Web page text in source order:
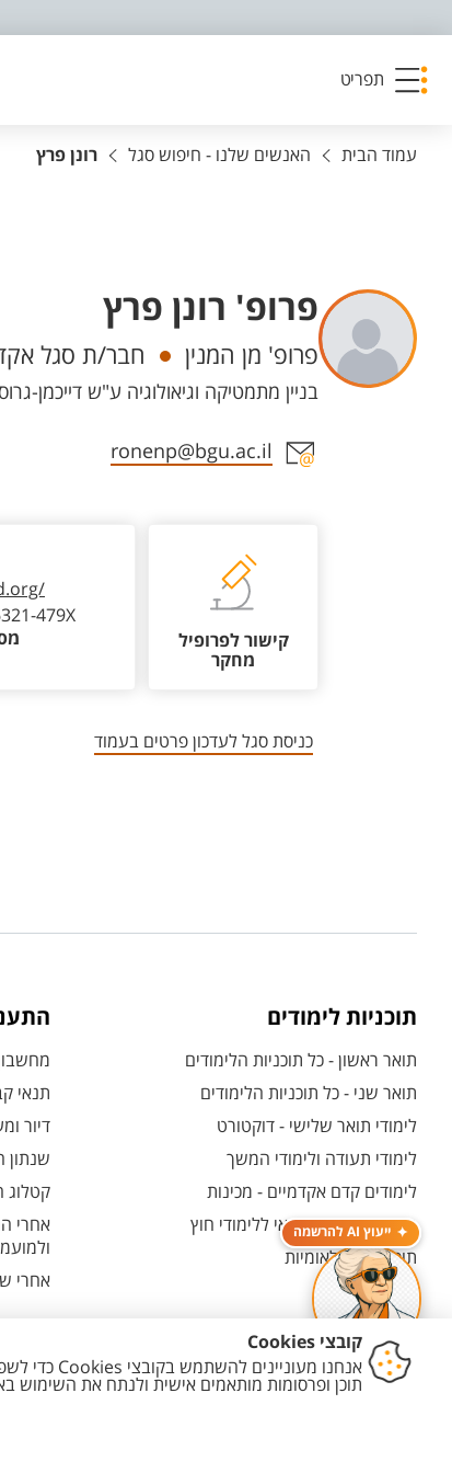
תפריט
ייעוץ AI להרשמה
עמוד הבית האנשים שלנו - חיפוש סגל רונן פרץ
פרופ' רונן פרץ
יחידות
פרופ' מן המנין חבר/ת סגל
בניין מתמטיקה וגיאולוגיה ע"ש דייכמן-גרוסמן - 58 חדר 309,
אזור צור קשר עם איש הסגל
ronenp@bgu.ac.il
קישור לפרופיל
מחקר
479X
כניסת סגל לעדכון פרטים בעמוד
תוכניות לימודים
תואר ראשון - כל תוכניות הלימודים
תואר שני - כל תוכניות הלימודים
לימודי תואר שלישי - דוקטורט
לימודי תעודה ולימודי המשך
לימודים קדם אקדמיים - מכינות
המרכז האוניברסיטאי ללימודי חוץ
תוכניות בין-לאומיות
תנאי
דיור
שנתון
קטלוג
אחרי
אחרי